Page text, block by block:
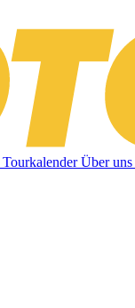
TourkalenderÜber uns